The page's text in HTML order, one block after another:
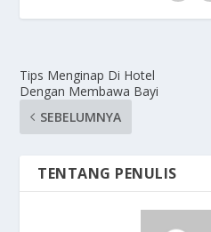
Tips Menginap Di Hotel
Dengan Membawa Bayi
SEBELUMNYA
TENTANG PENULIS